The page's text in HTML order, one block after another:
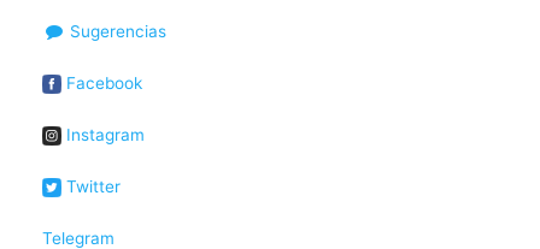
Sugerencias
Facebook
Instagram
Twitter
Telegram